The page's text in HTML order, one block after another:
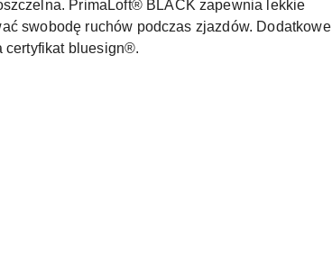
PrimaLoft® BLACK zapewnia lekkie
swobodę ruchów podczas zjazdów. Dodatkowe
certyfikat bluesign®.